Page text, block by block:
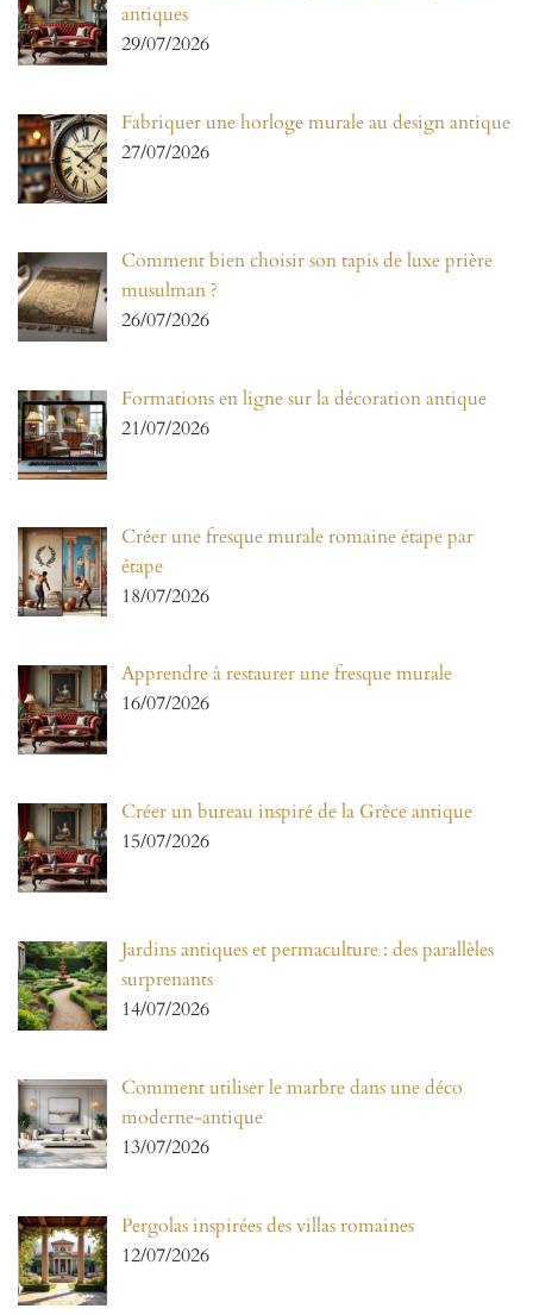
antiques
29/07/2026
Fabriquer une horloge murale au design antique
27/07/2026
Comment bien choisir son tapis de luxe prière
musulman ?
26/07/2026
Formations en ligne sur la décoration antique
21/07/2026
Créer une fresque murale romaine étape par
étape
18/07/2026
Apprendre à restaurer une fresque murale
16/07/2026
Créer un bureau inspiré de la Grèce antique
15/07/2026
Jardins antiques et permaculture : des parallèles
surprenants
14/07/2026
Comment utiliser le marbre dans une déco
moderne-antique
13/07/2026
Pergolas inspirées des villas romaines
12/07/2026